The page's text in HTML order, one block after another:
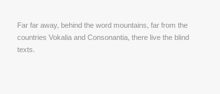
Far far away, behind the word mountains, far from the
countries Vokalia and Consonantia, there live the blind
texts.